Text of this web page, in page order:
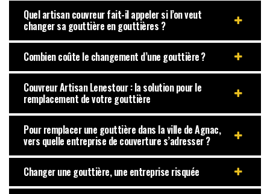
Quel artisan couvreur fait-il appeler si l’on veut
changer sa gouttière en gouttières ?
Combien coûte le changement d’une gouttière ?
Couvreur Artisan Lenestour : la solution pour le
remplacement de votre gouttière
Pour remplacer une gouttière dans la ville de Agnac,
vers quelle entreprise de couverture s’adresser ?
Changer une gouttière, une entreprise risquée